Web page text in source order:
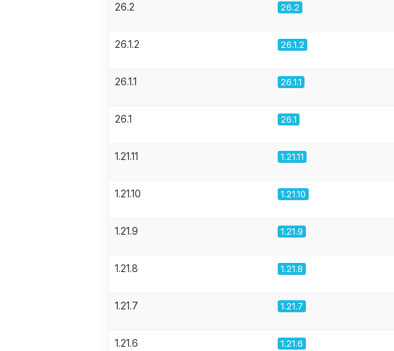
26.2 26.2
26.1.2 26.1.2
26.1.1 26.1.1
26.1 26.1
1.21.11 1.21.11
1.21.10 1.21.10
1.21.9 1.21.9
1.21.8 1.21.8
1.21.7 1.21.7
1.21.6 1.21.6